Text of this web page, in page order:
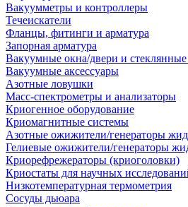
Вакуумметры и контроллеры
Течеискатели
Фланцы, фитинги и арматура
Запорная арматура
Вакуумные окна/двери и
Вакуумные аксессуары
Азотные ловушки
Масс-спектрометры и анализаторы
Криогенное оборудование
Криомагнитные системы
Азотные ожижители/генераторы
Гелиевые ожижители/генераторы
Криорефрежераторы (криоголовки)
Криостаты для научных
Низкотемпературная термометрия
Сосуды дьюара